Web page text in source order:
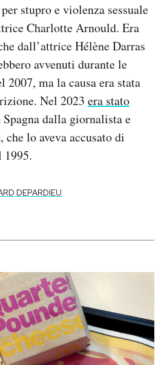
stupro e violenza sessuale
Charlotte Arnould. Era
dall’attrice Hélène Darras
avvenuti durante le
ma la causa era stata
Nel 2023 era stato
Spagna dalla giornalista e
lo aveva accusato di
1995.
DEPARDIEU